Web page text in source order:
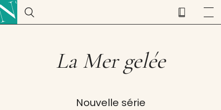
La Mer gelée
Nouvelle série